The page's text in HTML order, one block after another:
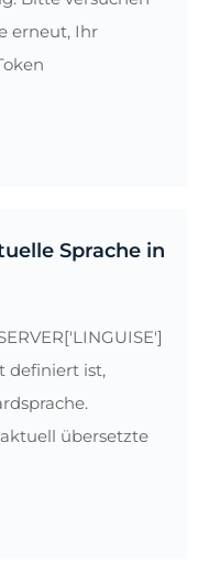
erneut, Ihr
Sprache in
definiert ist,
übersetzte